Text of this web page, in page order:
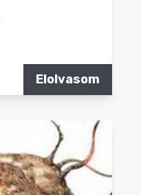
Elolvasom